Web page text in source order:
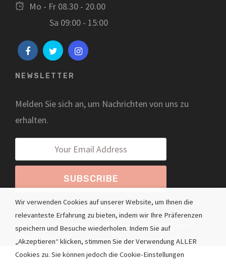
Mo - Fr 08.30 - 20.00
Sa 09:00 - 15:00
NEWSLETTER
Melden Sie sich an, um Nachrichten von uns zu
erhalten.
Copyright 2021 © AIMIS GmbH / ChiSpirit Health Center -
Impressum &
Wir verwenden Cookies auf unserer Website, um Ihnen die
relevanteste Erfahrung zu bieten, indem wir Ihre Präferenzen
speichern und Besuche wiederholen. Indem Sie auf
„Akzeptieren“ klicken, stimmen Sie der Verwendung ALLER
Cookies zu. Sie können jedoch die Cookie-Einstellungen